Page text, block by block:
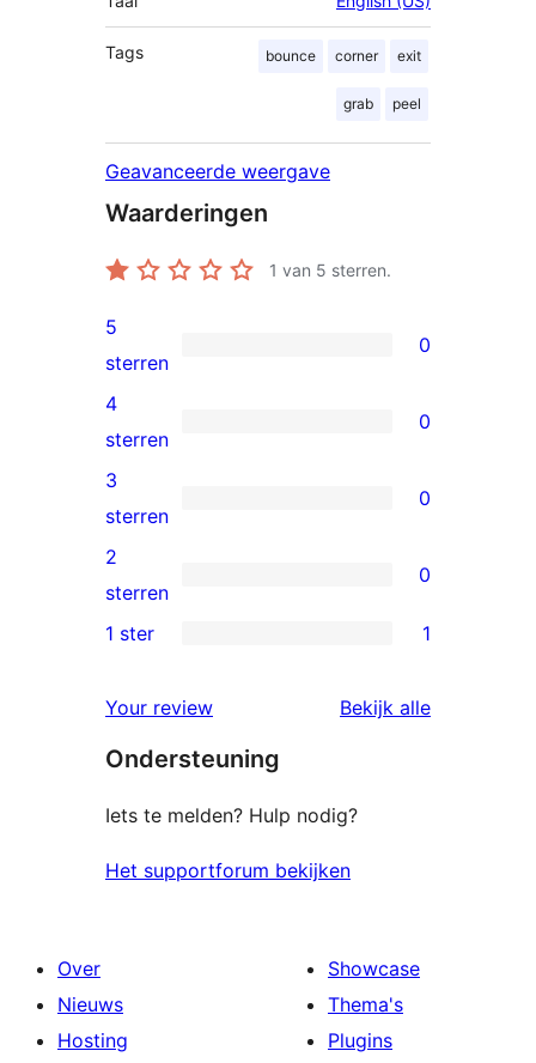
Tags bounce corner exit
grab peel
Geavanceerde weergave
Waarderingen
1 van 5 sterren.
0
5
sterren
beoordelingen
5
sterren
0
0
4
sterren
beoordelingen
4
sterren
0
0
3
sterren
beoordelingen
3
sterren
0
0
2
beoordelingen
2
sterren
0
ster
beoordeling
1 ster 1
Your review Bekijk alle
Ondersteuning
Iets te melden? Hulp nodig?
Het supportforum bekijken
Over
Nieuws
Hosting
Showcase
Thema's
Plugins